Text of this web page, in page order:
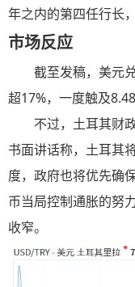
年之内的第四任行长
市场反应
截至发稿，美元
超17%，一度触及
不过，土耳其财
书面讲话称，土耳其
度，政府也将优先确
币当局控制通胀的努
收窄。